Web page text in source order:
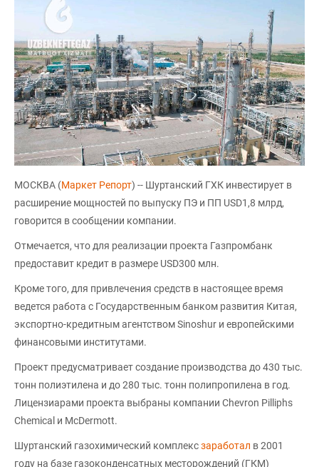
МОСКВА (Маркет Репорт) -- Шуртанский ГХК инвестирует в
расширение мощностей по выпуску ПЭ и ПП USD1,8 млрд,
говорится в сообщении компании.
Отмечается, что для реализации проекта Газпромбанк
предоставит кредит в размере USD300 млн.
Кроме того, для привлечения средств в настоящее время
ведется работа с Государственным банком развития Китая,
экспортно-кредитным агентством Sinoshur и европейскими
финансовыми институтами.
Проект предусматривает создание производства до 430 тыс.
тонн полиэтилена и до 280 тыс. тонн полипропилена в год.
Лицензиарами проекта выбраны компании Chevron Pilliphs
Chemical и McDermott.
Шуртанский газохимический комплексзаработал в 2001
году на базе газоконденсатных месторождений (ГКМ)